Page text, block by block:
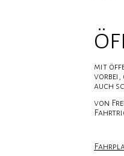
mit
vorbei,
auch
von